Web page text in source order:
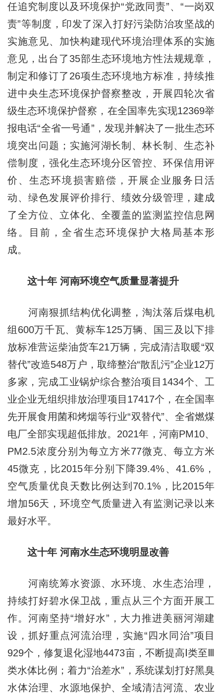
任追究制度以及环境保护“党政同责”、“一岗双
责”等制度，印发了深入打好污染防治攻坚战的
实施意见、加快构建现代环境治理体系的实施
意见，出台了35部生态环境地方性法规规章，
制定和修订了26项生态环境地方标准，持续推
进中央生态环境保护督察整改，开展四轮次省
级生态环境保护督察，在全国率先实现12369举
报电话“全省一号通”，发现并解决了一批生态环
境突出问题；实施河湖长制、林长制、生态补
偿制度，强化生态环境分区管控、环保信用评
价、生态环境损害赔偿，开展企业服务日活
动、绿色发展评价排行、绩效分级管理，建成
了全方位、立体化、全覆盖的监测监控信息网
络。目前，全省生态环境保护大格局基本形
成。
这十年 河南环境空气质量显著提升
河南狠抓结构优化调整，淘汰落后煤电机
组600万千瓦、黄标车125万辆、国三及以下排
放标准营运柴油货车21万辆，完成清洁取暖“双
替代”改造548万户，取缔整治“散乱污”企业12万
多家，完成工业锅炉综合整治项目1434个、工
业企业无组织排放治理项目17417个，在全国率
先开展食用菌和烤烟等行业“双替代”、全省燃煤
电厂全部实现超低排放。2021年，河南PM10、
PM2.5浓度分别为每立方米77微克、每立方米
45微克，比2015年分别下降39.4%、41.6%，
空气质量优良天数比例达到70.1%，比2015年
增加56天，环境空气质量进入有监测记录以来
最好水平。
这十年 河南水生态环境明显改善
河南统筹水资源、水环境、水生态治理，
持续打好碧水保卫战，重点从三个方面开展工
作。河南坚持“增好水”，大力推进美丽河湖建
设，抓好重点河流治理，实施“四水同治”项目
929个，修复退化湿地4473亩，不断提高Ⅰ类至Ⅲ
类水体比例；着力“治差水”，系统谋划打好黑臭
水体治理、水源地保护、全域清洁河流、农业